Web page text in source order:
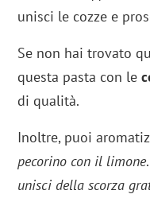
unisci le cozze e
Se non hai trovato
questa pasta con le
di qualità.
Inoltre, puoi
pecorino con il limone
unisci della scorza